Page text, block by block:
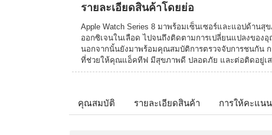
รายละเอียดสินค้าโดยย่อ
Apple Watch Series 8 มาพร้อมเซ็นเซอร์และแอปด้าน
ออกซิเจนในเลือด ไปจนถึงติดตามการเปลี่ยนแปลงขอ
นอกจากนั้นยังมาพร้อมคุณสมบัติการตรวจจับการชนกัน
ที่ช่วยให้คุณแอ็คทีฟ มีสุขภาพดี ปลอดภัย และต่อติดอยู่เ
คุณสมบัติ รายละเอียดสินค้า การให้คะแน